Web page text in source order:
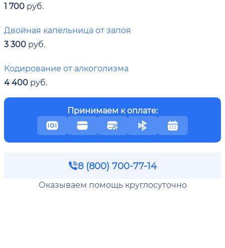
1 700 руб.
Двойная капельница от запоя
3 300 руб.
Кодирование от алкоголизма
4 400 руб.
Принимаем к оплате:
8 (800) 700-77-14
Оказываем помощь круглосуточно